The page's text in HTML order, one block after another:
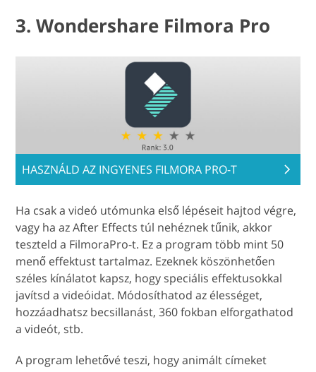
3. Wondershare Filmora Pro
HASZNÁLD AZ INGYENES FILMORA PRO-T
Ha csak a videó utómunka első lépéseit hajtod végre,
vagy ha az After Effects túl nehéznek tűnik, akkor
teszteld a FilmoraPro-t. Ez a program több mint 50
menő effektust tartalmaz. Ezeknek köszönhetően
széles kínálatot kapsz, hogy speciális effektusokkal
javítsd a videóidat. Módosíthatod az élességet,
hozzáadhatsz becsillanást, 360 fokban elforgathatod
a videót, stb.
A program lehetővé teszi, hogy animált címeket